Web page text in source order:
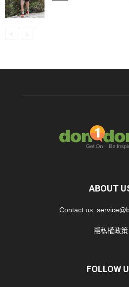
ABOUT
Contact us:
隱私權政策
FOLLOW